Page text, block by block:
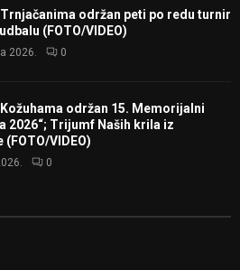
Trnjačanima održan peti po redu turnir
(FOTO/VIDEO)
2026. 0
Kožuhama održan 15. Memorijalni
2026“; Trijumf Naših krila iz
(FOTO/VIDEO)
0